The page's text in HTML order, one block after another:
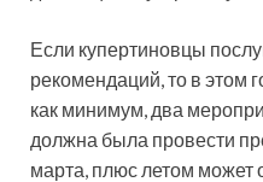
Если купертиновцы
рекомендаций, то в этом
как минимум, два
должна была провести
марта, плюс летом может